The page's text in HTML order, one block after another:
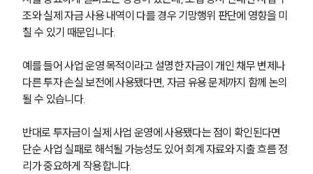
대륜법률상담예약
대륜법률상담예약
조와 실제 자금 사용 내역이 다를 경우 기망행위 판단에 영향을 미
칠 수 있기 때문입니다.
예를 들어 사업 운영 목적이라고 설명한 자금이 개인 채무 변제나
다른 투자 손실 보전에 사용됐다면, 자금 유용 문제까지 함께 논의
될 수 있습니다.
반대로 투자금이 실제 사업 운영에 사용됐다는 점이 확인된다면
단순 사업 실패로 해석될 가능성도 있어 회계 자료와 지출 흐름 정
리가 중요하게 작용합니다.